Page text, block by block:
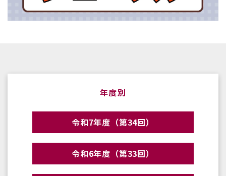
年度別
令和7年度（第34回）
令和6年度（第33回）